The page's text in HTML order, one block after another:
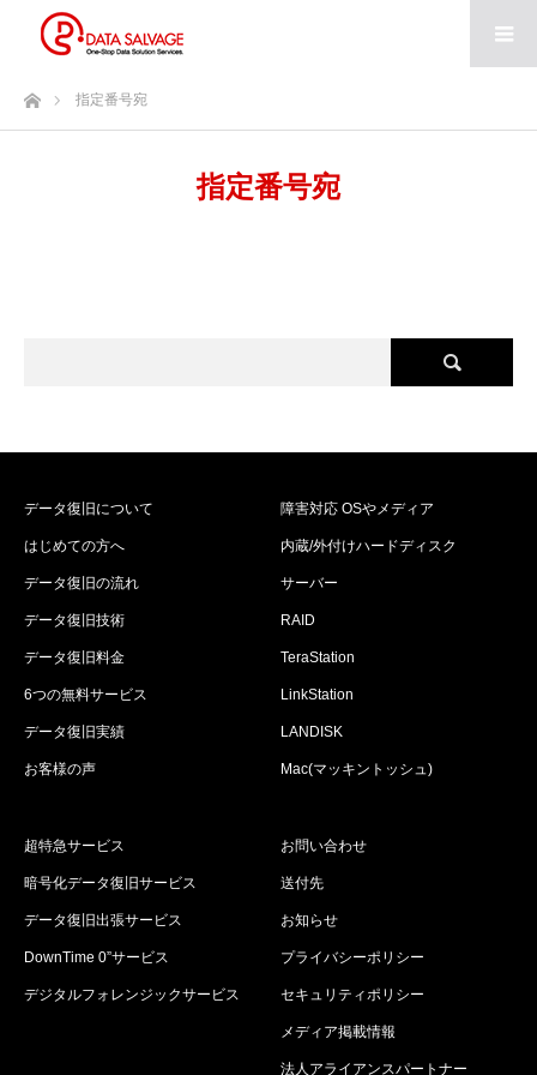
ホーム指定番号宛
指定番号宛
データ復旧について
はじめての方へ
データ復旧の流れ
データ復旧技術
データ復旧料金
6つの無料サービス
データ復旧実績
お客様の声
障害対応 OSやメディア
内蔵/外付けハードディスク
サーバー
RAID
TeraStation
LinkStation
LANDISK
Mac(マッキントッシュ)
超特急サービス
暗号化データ復旧サービス
データ復旧出張サービス
DownTime 0”サービス
デジタルフォレンジックサービス
お問い合わせ
送付先
お知らせ
プライバシーポリシー
セキュリティポリシー
メディア掲載情報
法人アライアンスパートナー